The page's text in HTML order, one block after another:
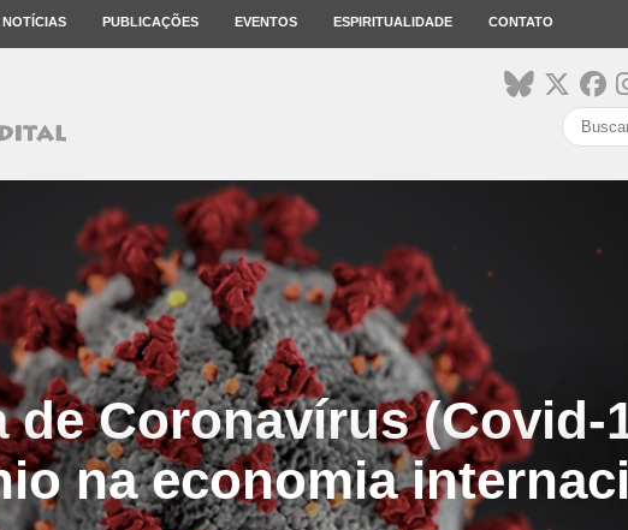
NOTÍCIAS PUBLICAÇÕES EVENTOS ESPIRITUALIDADE CONTATO
de Coronavírus (Covid-
na economia